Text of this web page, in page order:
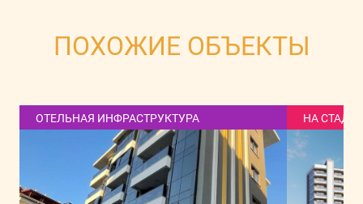
ПОХОЖИЕ ОБЪЕКТЫ
ОТЕЛЬНАЯ ИНФРАСТРУКТУРА НА